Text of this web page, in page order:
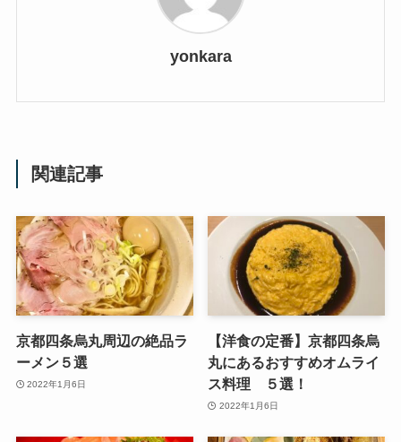
yonkara
関連記事
京都四条烏丸周辺の絶品ラ
ーメン５選
2022年1月6日
【洋食の定番】京都四条烏
丸にあるおすすめオムライ
ス料理 ５選！
2022年1月6日